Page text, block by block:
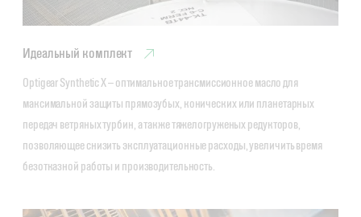
Идеальный комплект
Optigear Synthetic X — оптимальное трансмиссионное масло для
максимальной защиты прямозубых, конических или планетарных
передач ветряных турбин, а также тяжелогруженых редукторов,
позволяющее снизить эксплуатационные расходы, увеличить время
безотказной работы и производительность.